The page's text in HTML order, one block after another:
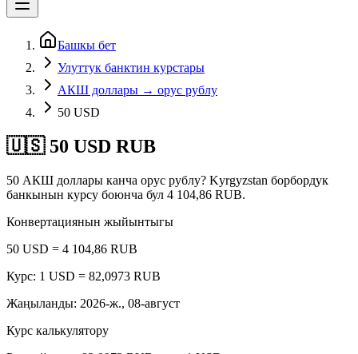
Башкы бет
Улуттук банктин курстары
АКШ доллары → орус рублу
50 USD
🇺🇸 50 USD RUB
50 АКШ доллары канча орус рублу? Kyrgyzstan борбордук
банкынын курсу боюнча бул 4 104,86 RUB.
Конвертациянын жыйынтыгы
50 USD = 4 104,86 RUB
Курс: 1 USD = 82,0973 RUB
Жаңыланды: 2026-ж., 08-август
Курс калькулятору